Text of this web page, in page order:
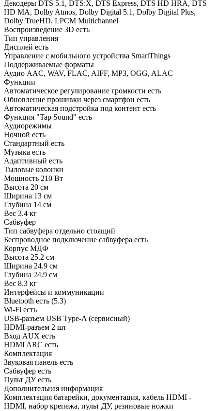
Декодеры DTS 5.1, DTS:X, DTS Express, DTS HD HRA, DTS
HD MA, Dolby Atmos, Dolby Digital 5.1, Dolby Digital Plus,
Dolby TrueHD, LPCM Multichannel
Воспроизведение 3D есть
Тип управления
Дисплей есть
Управление c мобильного устройства SmartThings
Поддерживаемые форматы
Аудио AAC, WAV, FLAC, AIFF, MP3, OGG, ALAC
Функции
Автоматическое регулирование громкости есть
Обновление прошивки через смартфон есть
Автоматическая подстройка под контент есть
Функция "Tap Sound" есть
Аудиорежимы
Ночной есть
Стандартный есть
Музыка есть
Адаптивный есть
Тыловые колонки
Мощность 210 Вт
Высота 20 см
Ширина 13 см
Глубина 14 см
Вес 3.4 кг
Сабвуфер
Тип сабвуфера отдельно стоящий
Беспроводное подключение сабвуфера есть
Корпус МДФ
Высота 25.2 см
Ширина 24.9 см
Глубина 24.9 см
Вес 8.3 кг
Интерфейсы и коммуникации
Bluetooth есть (5.3)
Wi-Fi есть
USB-разъем USB Type-A (сервисный)
HDMI-разъем 2 шт
Вход AUX есть
HDMI ARC есть
Комплектация
Звуковая панель есть
Сабвуфер есть
Пульт ДУ есть
Дополнительная информация
Комплектация батарейки, документация, кабель HDMI -
HDMI, набор крепежа, пульт ДУ, резиновые ножки